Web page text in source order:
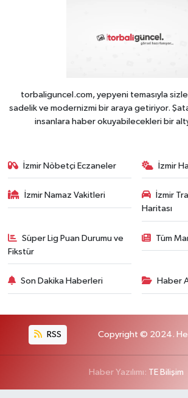
torbaliguncel.com, yepyeni temasıyla
sadelik ve modernizmi bir araya getiriyor.
insanlara haber okuyabilecekleri bir
İzmir Nöbetçi Eczaneler İzmir
İzmir Namaz Vakitleri
İzmir
Haritası
Süper Lig Puan Durumu ve
Fikstür
Tüm
Son Dakika Haberleri Haber
RSS Copyright © 2024. Her
Haber Yazılımı: TE Bilişim